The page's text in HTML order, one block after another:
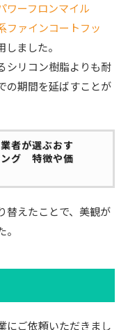
ワーフロンマイル
ファインコートフッ
ました。
シリコン樹脂よりも耐
の期間を延ばすことが
者が選ぶおす
ング 特徴や価
替えたことで、美観が
にご依頼いただきまし